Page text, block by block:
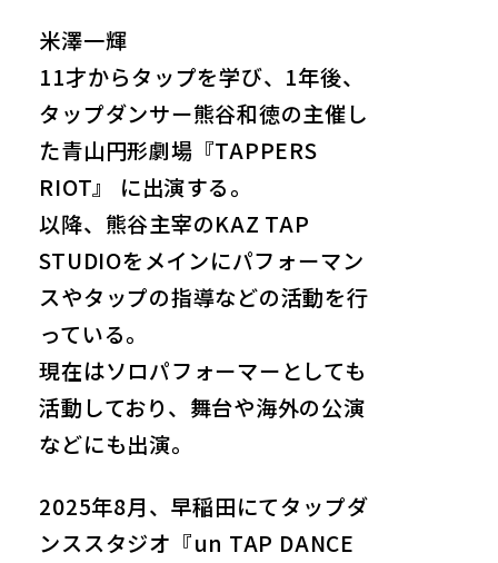
米澤一輝
11才からタップを学び、1年後、
タップダンサー熊谷和徳の主催し
た青山円形劇場『TAPPERS
RIOT』 に出演する。
以降、熊谷主宰のKAZ TAP
STUDIOをメインにパフォーマン
スやタップの指導などの活動を行
っている。
現在はソロパフォーマーとしても
活動しており、舞台や海外の公演
などにも出演。
2025年8月、早稲田にてタップダ
ンススタジオ『un TAP DANCE